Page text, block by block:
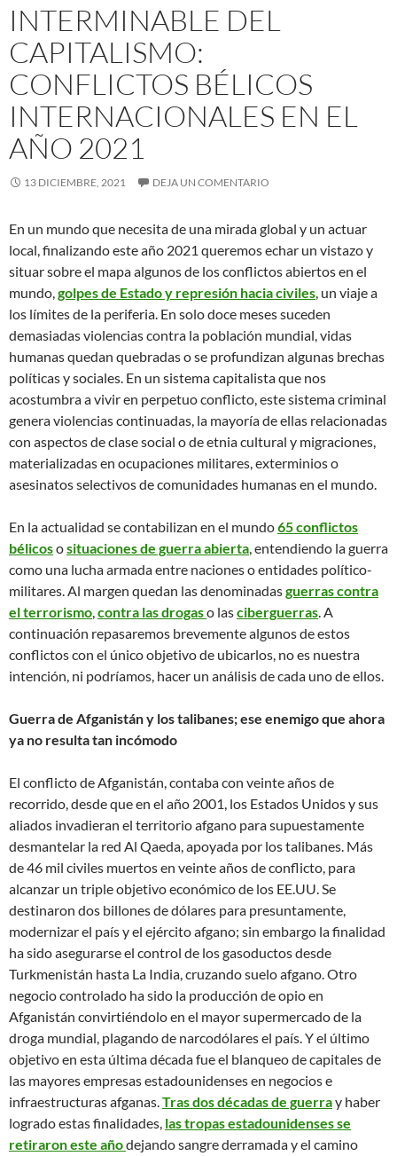
INTERMINABLE DEL
CAPITALISMO:
CONFLICTOS BÉLICOS
INTERNACIONALES EN EL
AÑO 2021
13 DICIEMBRE, 2021 DEJA UN COMENTARIO
En un mundo que necesita de una mirada global y un actuar
local, finalizando este año 2021 queremos echar un vistazo y
situar sobre el mapa algunos de los conflictos abiertos en el
mundo,golpes de Estado y represión hacia civiles, un viaje a
los límites de la periferia. En solo doce meses suceden
demasiadas violencias contra la población mundial, vidas
humanas quedan quebradas o se profundizan algunas brechas
políticas y sociales. En un sistema capitalista que nos
acostumbra a vivir en perpetuo conflicto, este sistema criminal
genera violencias continuadas, la mayoría de ellas relacionadas
con aspectos de clase social o de etnia cultural y migraciones,
materializadas en ocupaciones militares, exterminios o
asesinatos selectivos de comunidades humanas en el mundo.
En la actualidad se contabilizan en el mundo65 conflictos
bélicososituaciones de guerra abierta, entendiendo la guerra
como una lucha armada entre naciones o entidades político-
militares. Al margen quedan las denominadasguerras contra
el terrorismo,contra las drogaso lasciberguerras. A
continuación repasaremos brevemente algunos de estos
conflictos con el único objetivo de ubicarlos, no es nuestra
intención, ni podríamos, hacer un análisis de cada uno de ellos.
Guerra de Afganistán y los talibanes; ese enemigo que ahora
ya no resulta tan incómodo
El conflicto de Afganistán, contaba con veinte años de
recorrido, desde que en el año 2001, los Estados Unidos y sus
aliados invadieran el territorio afgano para supuestamente
desmantelar la red Al Qaeda, apoyada por los talibanes. Más
de 46 mil civiles muertos en veinte años de conflicto, para
alcanzar un triple objetivo económico de los EE.UU. Se
destinaron dos billones de dólares para presuntamente,
modernizar el país y el ejército afgano; sin embargo la finalidad
ha sido asegurarse el control de los gasoductos desde
Turkmenistán hasta La India, cruzando suelo afgano. Otro
negocio controlado ha sido la producción de opio en
Afganistán convirtiéndolo en el mayor supermercado de la
droga mundial, plagando de narcodólares el país. Y el último
objetivo en esta última década fue el blanqueo de capitales de
las mayores empresas estadounidenses en negocios e
infraestructuras afganas.Tras dos décadas de guerray haber
logrado estas finalidades, las tropas estadounidenses se
retiraron este añodejando sangre derramada y el camino